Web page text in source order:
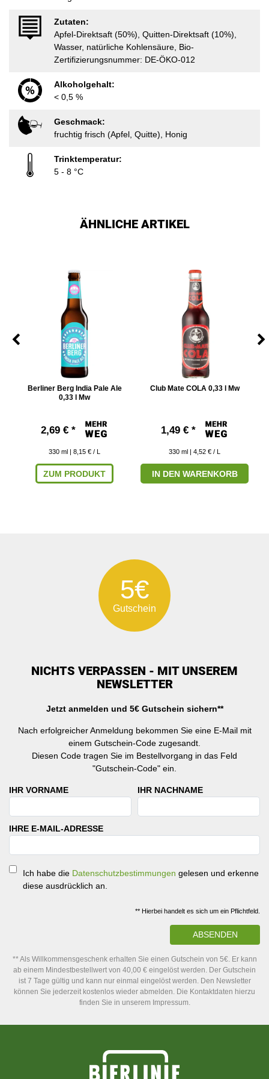
Zutaten:
Apfel-Direktsaft (50%), Quitten-Direktsaft (10%),
Wasser, natürliche Kohlensäure, Bio-
Zertifizierungsnummer: DE-ÖKO-012
Alkoholgehalt:
< 0,5 %
Geschmack:
fruchtig frisch (Apfel, Quitte), Honig
Trinktemperatur:
5 - 8 °C
ÄHNLICHE ARTIKEL
Berliner Berg India Pale Ale
0,33 l Mw
2,69 € *
330 ml | 8,15 € / L
ZUM PRODUKT
Club Mate COLA 0,33 l Mw
1,49 € *
330 ml | 4,52 € / L
IN DEN WARENKORB
5€
Gutschein
NICHTS VERPASSEN - MIT UNSEREM
NEWSLETTER
Jetzt anmelden und 5€ Gutschein sichern**
Nach erfolgreicher Anmeldung bekommen Sie eine E-Mail mit
einem Gutschein-Code zugesandt.
Diesen Code tragen Sie im Bestellvorgang in das Feld
"Gutschein-Code" ein.
IHR VORNAME IHR NACHNAME
IHRE E-MAIL-ADRESSE
Ich habe die Datenschutzbestimmungen gelesen und erkenne
diese ausdrücklich an.
** Hierbei handelt es sich um ein Pflichtfeld.
ABSENDEN
** Als Willkommensgeschenk erhalten Sie einen Gutschein von 5€. Er kann
ab einem Mindestbestellwert von 40,00 € eingelöst werden. Der Gutschein
ist 7 Tage gültig und kann nur einmal eingelöst werden. Den Newsletter
können Sie jederzeit kostenlos wieder abmelden. Die Kontaktdaten hierzu
finden Sie in unserem Impressum.